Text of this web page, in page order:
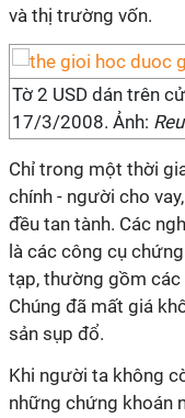
và thị trường vốn.
Tờ 2 USD dán trên
17/3/2008. Ảnh:
Chỉ trong một thời
chính - người cho
đều tan tành. Các
là các công cụ
tạp, thường gồm các
Chúng đã mất giá
sản sụp đổ.
Khi người ta không
những chứng khoán